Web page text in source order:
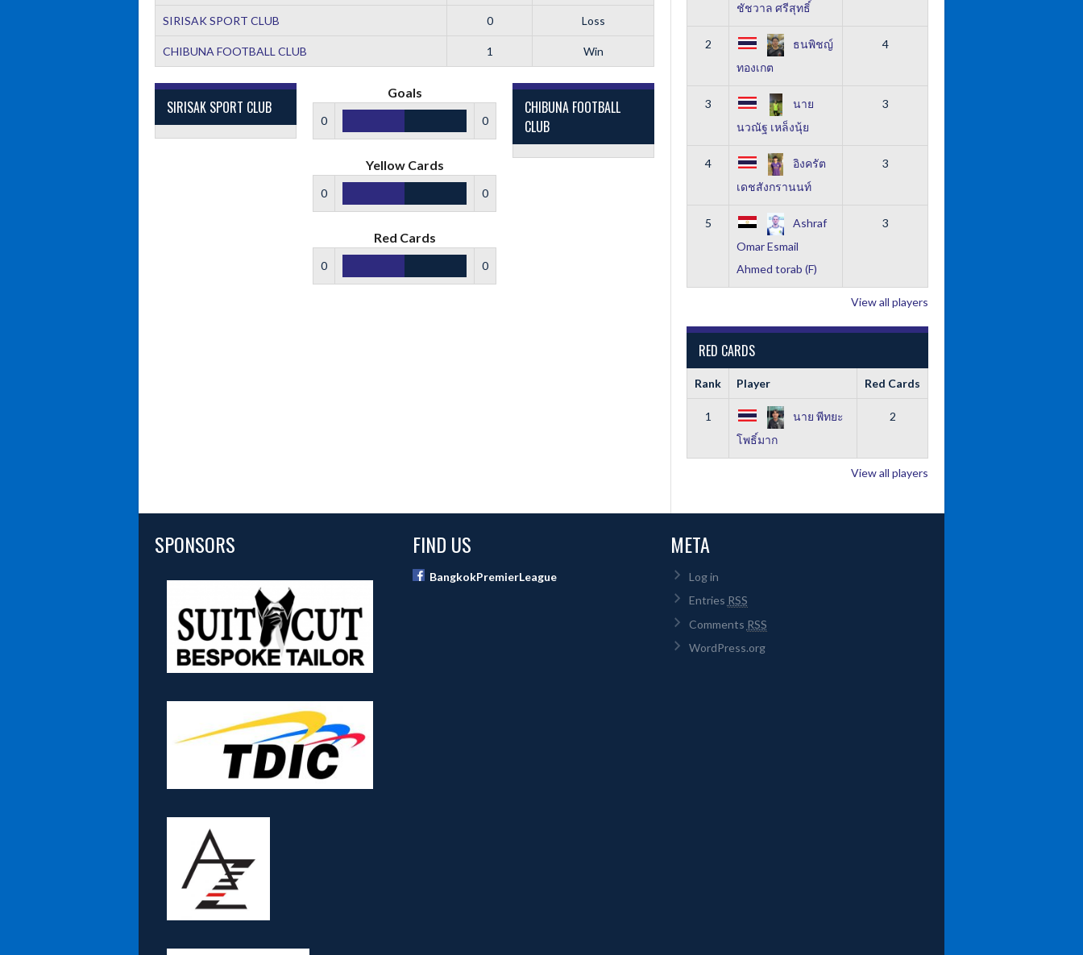
SIRISAK SPORT CLUB 0 Loss
CHIBUNA FOOTBALL CLUB 1 Win
SIRISAK SPORT CLUB
CHIBUNA FOOTBALL
CLUB
Goals
0 0
Yellow Cards
0 0
Red Cards
0 0
ชัชวาล ศรีสุทธิ์
2
ธนพิชญ์
ทองเกต
4
3
นาย
นวณัฐ เหล็งนุ้ย
3
4
อิงครัต
เดชสังกรานนท์
3
5
Ashraf
Omar Esmail
Ahmed torab (F)
3
View all players
RED CARDS
Rank Player Red Cards
1
นาย พีทยะ
โพธิ์มาก
2
View all players
SPONSORS FIND US
BangkokPremierLeague
META
Log in
Entries RSS
Comments RSS
WordPress.org